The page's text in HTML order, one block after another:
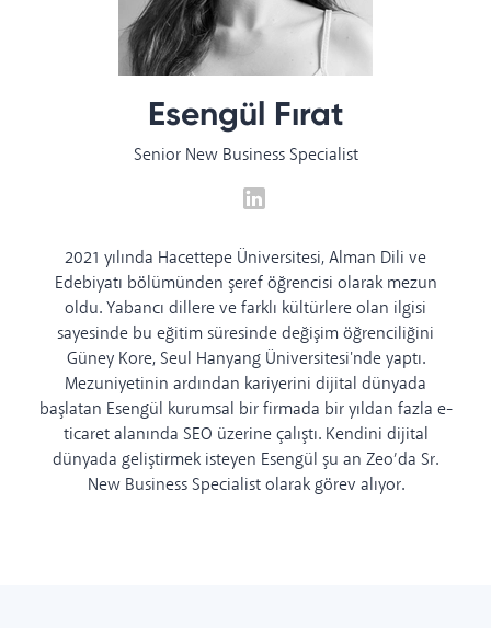
Esengül Fırat
Senior New Business Specialist
2021 yılında Hacettepe Üniversitesi, Alman Dili ve
Edebiyatı bölümünden şeref öğrencisi olarak mezun
oldu. Yabancı dillere ve farklı kültürlere olan ilgisi
sayesinde bu eğitim süresinde değişim öğrenciliğini
Güney Kore, Seul Hanyang Üniversitesi'nde yaptı.
Mezuniyetinin ardından kariyerini dijital dünyada
başlatan Esengül kurumsal bir firmada bir yıldan fazla e-
ticaret alanında SEO üzerine çalıştı. Kendini dijital
dünyada geliştirmek isteyen Esengül şu an Zeo’da Sr.
New Business Specialist olarak görev alıyor.